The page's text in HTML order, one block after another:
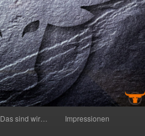
Das sind wir… Impressionen